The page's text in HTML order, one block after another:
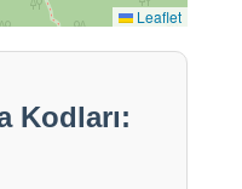
Leaflet
Kodları: